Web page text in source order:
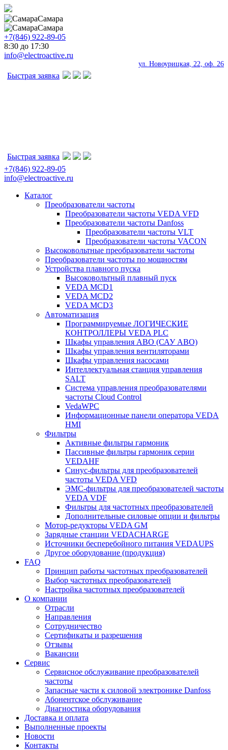
Самара
Самара
+7(846) 922-89-05
8:30 до 17:30
info@electroactive.ru
ул. Новоурицкая, 22, оф. 26
Быстрая заявка
Быстрая заявка
+7(846) 922-89-05
info@electroactive.ru
Каталог
Преобразователи частоты
Преобразователи частоты VEDA VFD
Преобразователи частоты Danfoss
Преобразователи частоты VLT
Преобразователи частоты VACON
Высоковольтные преобразователи частоты
Преобразователи частоты по мощностям
Устройства плавного пуска
Высоковольтный плавный пуск
VEDA MCD1
VEDA MCD2
VEDA MCD3
Автоматизация
Программируемые ЛОГИЧЕСКИЕ
КОНТРОЛЛЕРЫ VEDA PLC
Шкафы управления АВО (САУ АВО)
Шкафы управления вентиляторами
Шкафы управления насосами
Интеллектуальная станция управления
SALT
Система управления преобразователями
частоты Cloud Control
VedaWPC
Информационные панели оператора VEDA
HMI
Фильтры
Активные фильтры гармоник
Пассивные фильтры гармоник серии
VEDAHF
Синус-фильтры для преобразователей
частоты VEDA VFD
ЭМС-фильтры для преобразователей частоты
VEDA VDF
Фильтры для частотных преобразователей
Дополнительные силовые опции и фильтры
Мотор-редукторы VEDA GM
Зарядные станции VEDACHARGE
Источники бесперебойного питания VEDAUPS
Другое оборудование (продукция)
FAQ
Принцип работы частотных преобразователей
Выбор частотных преобразователей
Настройка частотных преобразователей
О компании
Отрасли
Направления
Сотрудничество
Сертификаты и разрешения
Отзывы
Вакансии
Сервис
Сервисное обслуживание преобразователей
частоты
Запасные части к силовой электронике Danfoss
Абонентское обслуживание
Диагностика оборудования
Доставка и оплата
Выполненные проекты
Новости
Контакты